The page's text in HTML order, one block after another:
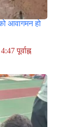
आवागमन हो
पूर्वाह्न